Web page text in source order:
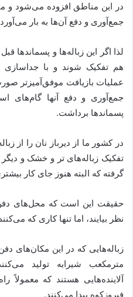
در این مناطق افزوده می‌شود و
جمع‌آوری و دفع آن‌ها به بار
لذا اگر این زباله‌ها و پسماندها
هم تفکیک شوند و با جداسازی
عملیات بازیافت موفق‌آمیزتر
جمع‌آوری و دفع آنها گام‌های
پسماندها برداشت.
در کشور ما از دیرباز نان را از
تفکیک زباله‌های تر و خشک و دیگر
گرفته که البته هنوز جای کار
حقیقت این است که محل‌های
نظر بیایند، اما تنها کاری که
مترمکعب شیرابه تولید
آلاینده‌هایی هستند که
فیروزکوه پیدا می‌کنند.